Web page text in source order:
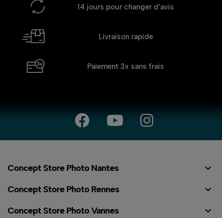
14 jours pour changer d'avis
Livraison rapide
Paiement 3x sans frais
Concept Store Photo Nantes 
Concept Store Photo Rennes 
Concept Store Photo Vannes 